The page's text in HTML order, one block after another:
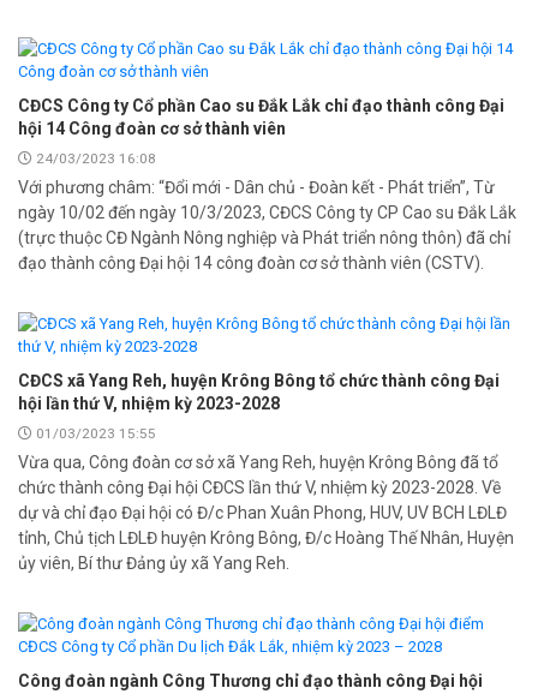
CĐCS Công ty Cổ phần Cao su Đắk Lắk chỉ đạo thành công Đại
hội 14 Công đoàn cơ sở thành viên
24/03/2023 16:08
Với phương châm: “Đổi mới - Dân chủ - Đoàn kết - Phát triển”, Từ
ngày 10/02 đến ngày 10/3/2023, CĐCS Công ty CP Cao su Đắk Lắk
(trực thuộc CĐ Ngành Nông nghiệp và Phát triển nông thôn) đã chỉ
đạo thành công Đại hội 14 công đoàn cơ sở thành viên (CSTV).
CĐCS xã Yang Reh, huyện Krông Bông tổ chức thành công Đại
hội lần thứ V, nhiệm kỳ 2023-2028
01/03/2023 15:55
Vừa qua, Công đoàn cơ sở xã Yang Reh, huyện Krông Bông đã tổ
chức thành công Đại hội CĐCS lần thứ V, nhiệm kỳ 2023-2028. Về
dự và chỉ đạo Đại hội có Đ/c Phan Xuân Phong, HUV, UV BCH LĐLĐ
tỉnh, Chủ tịch LĐLĐ huyện Krông Bông, Đ/c Hoàng Thế Nhân, Huyện
ủy viên, Bí thư Đảng ủy xã Yang Reh.
Công đoàn ngành Công Thương chỉ đạo thành công Đại hội